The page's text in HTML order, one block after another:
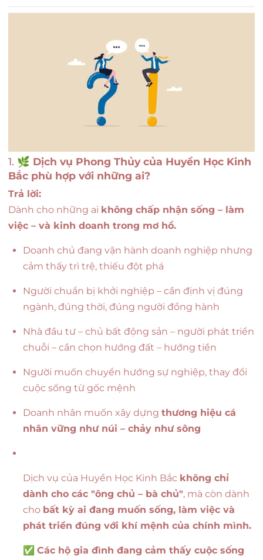
1. 🌿 Dịch vụ Phong Thủy của Huyền Học Kinh
Bắc phù hợp với những ai?
Trả lời:
Dành cho những ai không chấp nhận sống – làm
việc – và kinh doanh trong mơ hồ.
Doanh chủ đang vận hành doanh nghiệp nhưng
cảm thấy trì trệ, thiếu đột phá
Người chuẩn bị khởi nghiệp – cần định vị đúng
ngành, đúng thời, đúng người đồng hành
Nhà đầu tư – chủ bất động sản – người phát triển
chuỗi – cần chọn hướng đất – hướng tiền
Người muốn chuyển hướng sự nghiệp, thay đổi
cuộc sống từ gốc mệnh
Doanh nhân muốn xây dựng thương hiệu cá
nhân vững như núi – chảy như sông
Dịch vụ của Huyền Học Kinh Bắc không chỉ
dành cho các "ông chủ – bà chủ", mà còn dành
cho bất kỳ ai đang muốn sống, làm việc và
phát triển đúng với khí mệnh của chính mình.
✅ Các hộ gia đình đang cảm thấy cuộc sống